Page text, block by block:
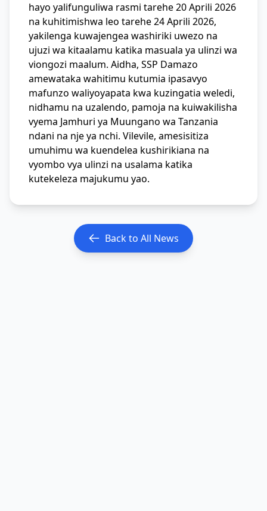
hayo yalifunguliwa rasmi tarehe 20 Aprili 2026
na kuhitimishwa leo tarehe 24 Aprili 2026,
yakilenga kuwajengea washiriki uwezo na
ujuzi wa kitaalamu katika masuala ya ulinzi wa
viongozi maalum. Aidha, SSP Damazo
amewataka wahitimu kutumia ipasavyo
mafunzo waliyoyapata kwa kuzingatia weledi,
nidhamu na uzalendo, pamoja na kuiwakilisha
vyema Jamhuri ya Muungano wa Tanzania
ndani na nje ya nchi. Vilevile, amesisitiza
umuhimu wa kuendelea kushirikiana na
vyombo vya ulinzi na usalama katika
kutekeleza majukumu yao.
Back to All News